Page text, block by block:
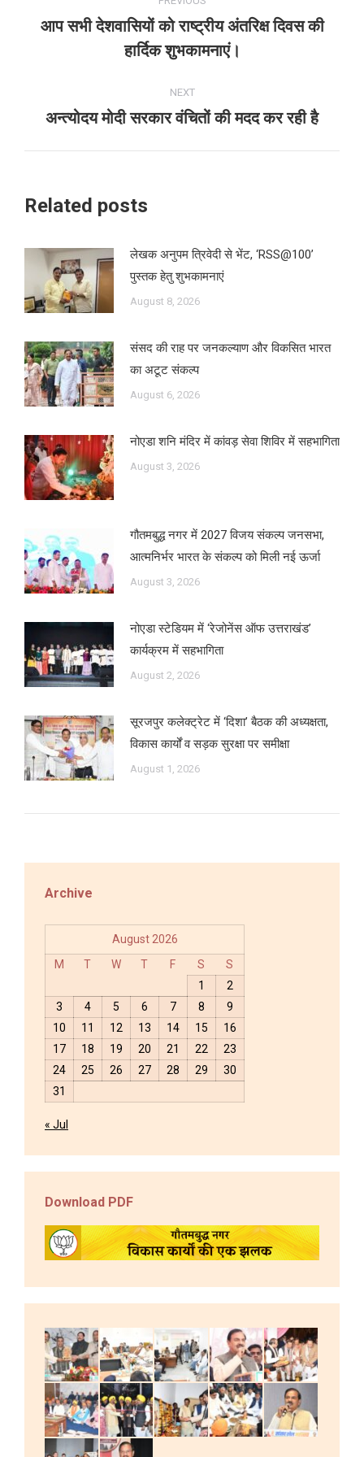
navigation
Previous
post:
आप सभी देशवासियों को राष्ट्रीय अंतरिक्ष दिवस की
हार्दिक शुभकामनाएं।
NEXT
Next
अन्त्योदय मोदी सरकार वंचितों की मदद कर रही है
Related posts
लेखक अनुपम त्रिवेदी से भेंट, ‘RSS@100’
पुस्तक हेतु शुभकामनाएं
August 8, 2026
संसद की राह पर जनकल्याण और विकसित भारत
का अटूट संकल्प
August 6, 2026
नोएडा शनि मंदिर में कांवड़ सेवा शिविर में सहभागिता
August 3, 2026
गौतमबुद्ध नगर में 2027 विजय संकल्प जनसभा,
आत्मनिर्भर भारत के संकल्प को मिली नई ऊर्जा
August 3, 2026
नोएडा स्टेडियम में ‘रेजोनेंस ऑफ उत्तराखंड’
कार्यक्रम में सहभागिता
August 2, 2026
सूरजपुर कलेक्ट्रेट में ‘दिशा’ बैठक की अध्यक्षता,
विकास कार्यों व सड़क सुरक्षा पर समीक्षा
August 1, 2026
Archive
August 2026
M
T W T F S
S
1
2
3
4 5 6 7 8
9
10
11 12 13 14 15
16
17
18 19 20 21 22
23
24
25 26 27 28 29
30
31
« Jul
Download PDF